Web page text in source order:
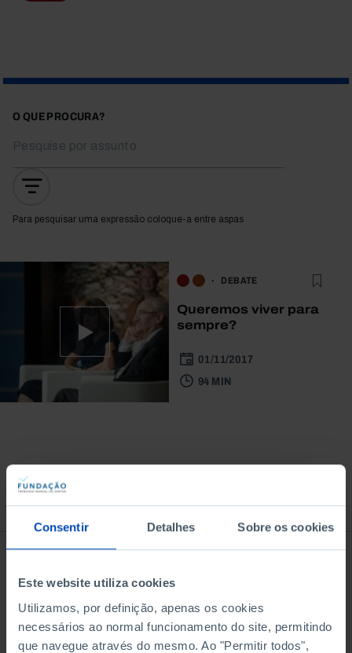
Consentir Detalhes Sobre os cookies
Este website utiliza cookies
Utilizamos, por definição, apenas os cookies
necessários ao normal funcionamento do site, permitindo
que navegue através do mesmo. Ao "Permitir todos",
O QUE PROCURA?
Para pesquisar uma expressão coloque-a entre aspas
DEBATE
Queremos viver para
sempre?
01/11/2017
94 MIN
À venda na Livraria